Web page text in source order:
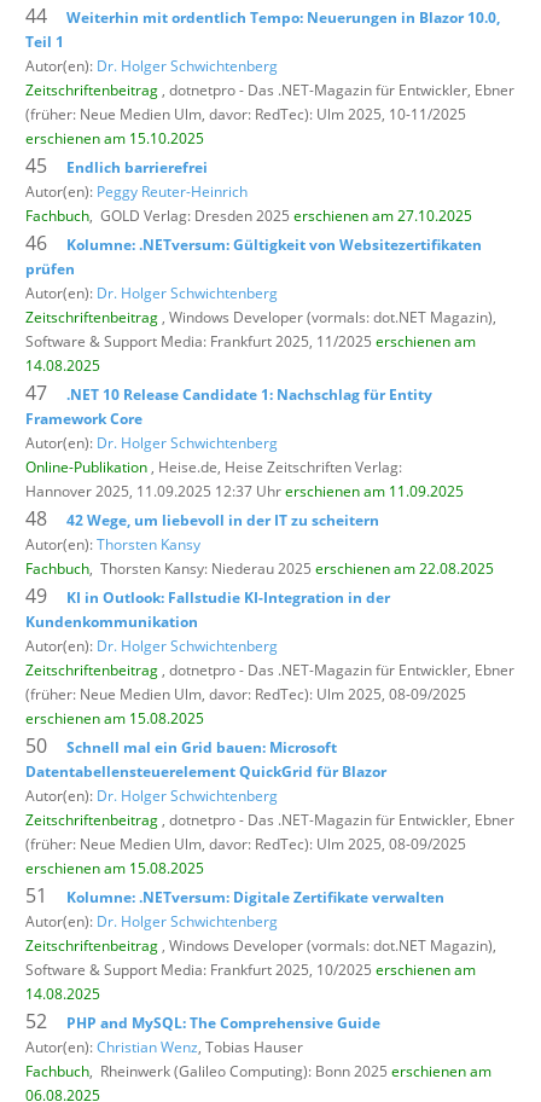
44
Weiterhin mit ordentlich Tempo: Neuerungen in Blazor 10.0,
Teil 1
Autor(en): Dr. Holger Schwichtenberg
Zeitschriftenbeitrag , dotnetpro - Das .NET-Magazin für Entwickler, Ebner
(früher: Neue Medien Ulm, davor: RedTec): Ulm 2025, 10-11/2025
erschienen am 15.10.2025
45
Endlich barrierefrei
Autor(en): Peggy Reuter-Heinrich
Fachbuch, GOLD Verlag: Dresden 2025 erschienen am 27.10.2025
46
Kolumne: .NETversum: Gültigkeit von Websitezertifikaten
prüfen
Autor(en): Dr. Holger Schwichtenberg
Zeitschriftenbeitrag , Windows Developer (vormals: dot.NET Magazin),
Software & Support Media: Frankfurt 2025, 11/2025 erschienen am
14.08.2025
47
.NET 10 Release Candidate 1: Nachschlag für Entity
Framework Core
Autor(en): Dr. Holger Schwichtenberg
Online-Publikation , Heise.de, Heise Zeitschriften Verlag:
Hannover 2025, 11.09.2025 12:37 Uhrerschienen am 11.09.2025
48
42 Wege, um liebevoll in der IT zu scheitern
Autor(en):Thorsten Kansy
Fachbuch, Thorsten Kansy: Niederau 2025 erschienen am 22.08.2025
49
KI in Outlook: Fallstudie KI-Integration in der
Kundenkommunikation
Autor(en): Dr. Holger Schwichtenberg
Zeitschriftenbeitrag , dotnetpro - Das .NET-Magazin für Entwickler, Ebner
(früher: Neue Medien Ulm, davor: RedTec): Ulm 2025, 08-09/2025
erschienen am 15.08.2025
50
Schnell mal ein Grid bauen: Microsoft
Datentabellensteuerelement QuickGrid für Blazor
Autor(en): Dr. Holger Schwichtenberg
Zeitschriftenbeitrag , dotnetpro - Das .NET-Magazin für Entwickler, Ebner
(früher: Neue Medien Ulm, davor: RedTec): Ulm 2025, 08-09/2025
erschienen am 15.08.2025
51
Kolumne: .NETversum: Digitale Zertifikate verwalten
Autor(en): Dr. Holger Schwichtenberg
Zeitschriftenbeitrag , Windows Developer (vormals: dot.NET Magazin),
Software & Support Media: Frankfurt 2025, 10/2025 erschienen am
14.08.2025
52
PHP and MySQL: The Comprehensive Guide
Autor(en):Christian Wenz, Tobias Hauser
Fachbuch, Rheinwerk (Galileo Computing): Bonn 2025 erschienen am
06.08.2025